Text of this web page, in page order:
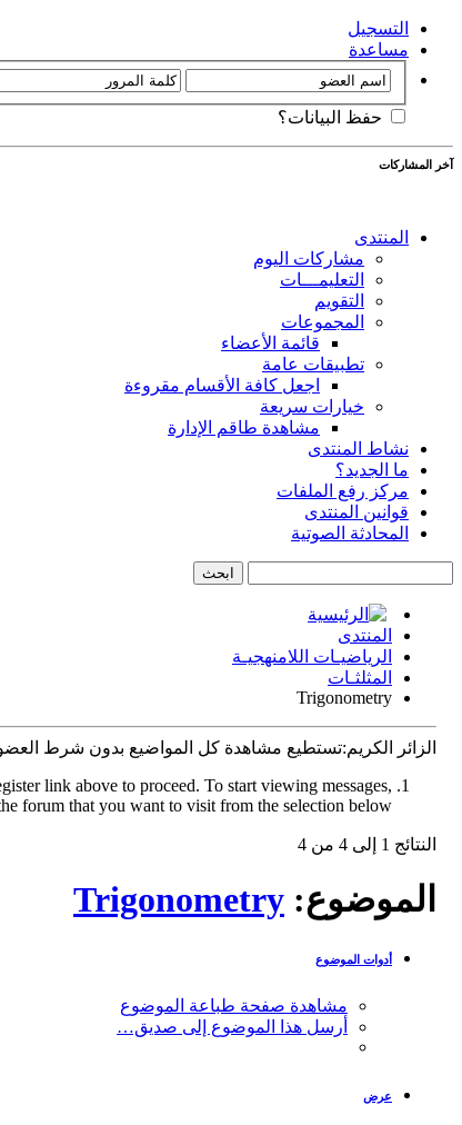
التسجيل
مساعدة
حفظ البيانات؟
آخر المشاركات
المنتدى
مشاركات اليوم
التعليمـــات
التقويم
المجموعات
قائمة الأعضاء
تطبيقات عامة
اجعل كافة الأقسام مقروءة
خيارات سريعة
مشاهدة طاقم الإدارة
نشاط المنتدى
ما الجديد؟
مركز رفع الملفات
قوانين المنتدى
المحادثة الصوتية
المنتدى
الرياضيـات اللامنهجيـة
المثلثـات
Trigonometry
الزائر الكريم:تستطيع مشاهدة كل المواضيع بدون شرط
link above to proceed. To start viewing messages,
forum that you want to visit from the selection below.
النتائج 1 إلى 4 من 4
الموضوع: Trigonometry
أدوات الموضوع
مشاهدة صفحة طباعة الموضوع
أرسل هذا الموضوع إلى صديق…
عرض